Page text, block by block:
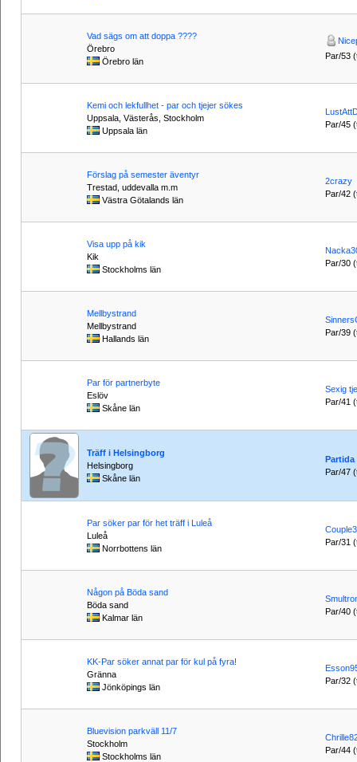
Vad sägs om att doppa ????
Örebro
Örebro län
Par/53
Kemi och lekfullhet - par och tjejer sökes
Uppsala, Västerås, Stockholm
Uppsala län
Par/45
Förslag på semester äventyr
Trestad, uddevalla m.m
Västra Götalands län
2crazy
Par/42
Visa upp på kik
Kik
Stockholms län
Par/30
Mellbystrand
Mellbystrand
Hallands län
Par/39
Par för partnerbyte
Eslöv
Skåne län
Sexig
Par/41
Träff i Helsingborg
Helsingborg
Skåne län
Partida
Par/47
Par söker par för het träff i Luleå
Luleå
Norrbottens län
Par/31
Någon på Böda sand
Böda sand
Kalmar län
Par/40
KK-Par söker annat par för kul på fyra!
Gränna
Jönköpings län
Par/32
Bluevision parkväll 11/7
Stockholm
Stockholms län
Par/44